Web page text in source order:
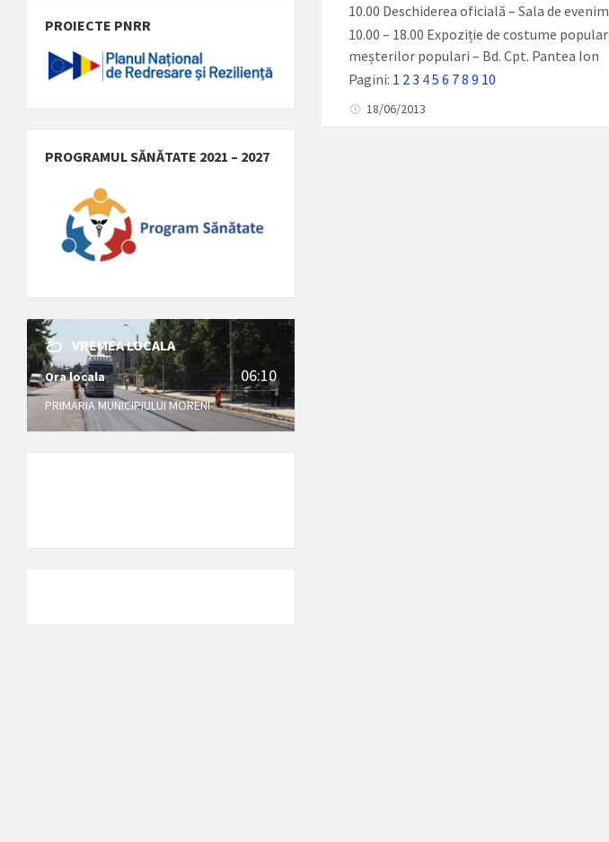
10.00 Deschiderea oficială – Sala de
10.00 – 18.00 Expoziție de costume
meșterilor populari – Bd. Cpt. Pantea Ion
Pagini: 1 2 3 45 6 78 9 10
18/06/2013
PROIECTE PNRR
PROGRAMUL SĂNĂTATE 2021 – 2027
VREMEA LOCALA
Ora locala 06:10
PRIMARIA MUNICIPIULUI MORENI